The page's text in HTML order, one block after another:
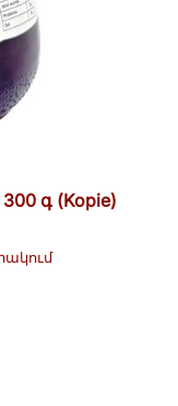
գ (Kopie)